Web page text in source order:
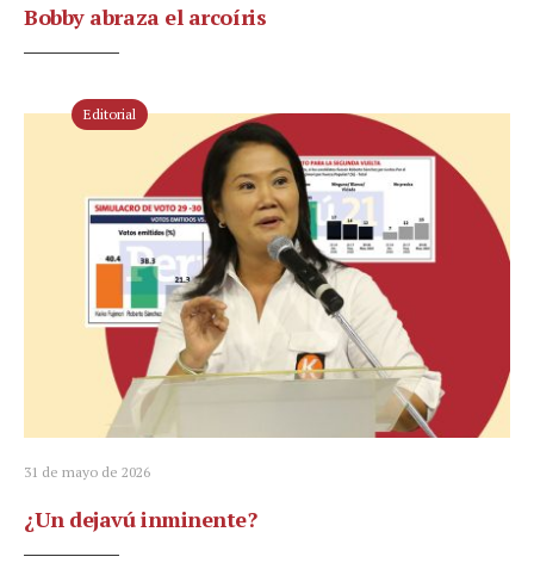
Bobby abraza el arcoíris
Editorial
31 de mayo de 2026
¿Un dejavú inminente?